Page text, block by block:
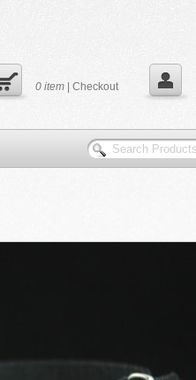
0 item | Checkout